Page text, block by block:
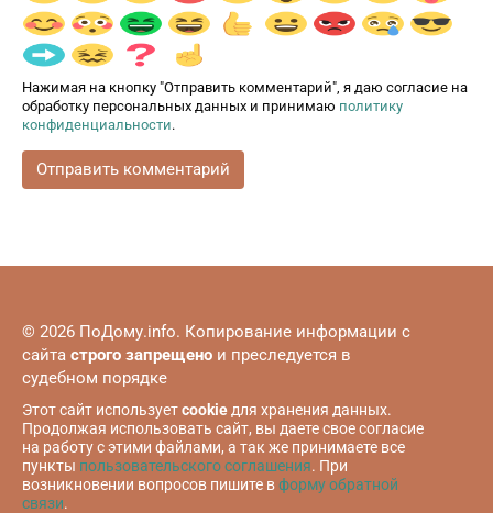
Нажимая на кнопку "Отправить комментарий", я даю согласие на
обработку персональных данных и принимаю политику
конфиденциальности.
© 2026 ПоДому.info. Копирование информации с
сайта строго запрещено и преследуется в
судебном порядке
Этот сайт используетcookieдля хранения данных.
Продолжая использовать сайт, вы даете свое согласие
на работу с этими файлами, а так же принимаете все
пункты пользовательского соглашения. При
возникновении вопросов пишите вформу обратной
связи.